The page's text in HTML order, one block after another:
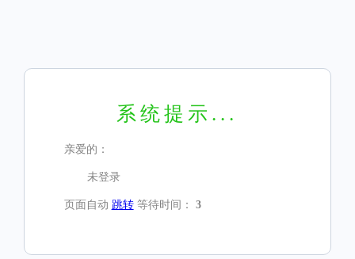
系统提示...
亲爱的：
未登录
页面自动 跳转等待时间： 3